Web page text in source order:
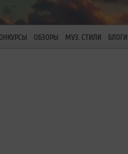
ОБЗОРЫ МУЗ. СТИЛИ БЛОГИ